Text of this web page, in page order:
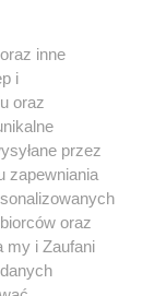
Youtube
inne
i
oraz
przez
zapewniania
oraz
my i Zaufani